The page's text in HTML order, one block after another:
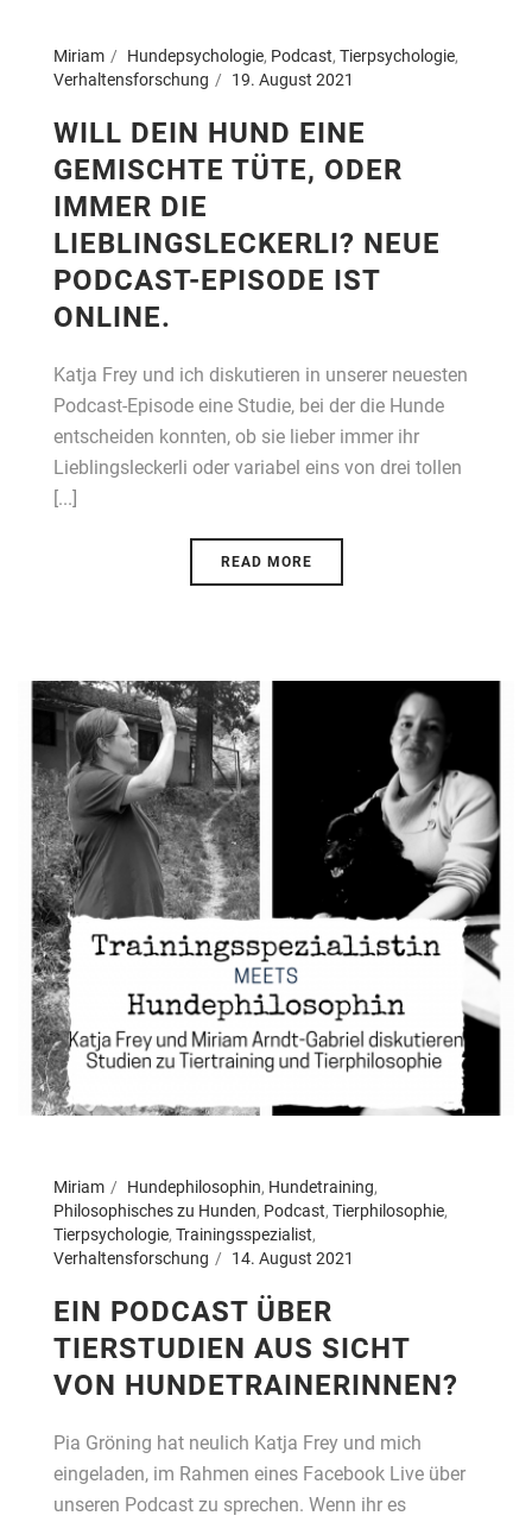
Miriam Hundepsychologie, Podcast, Tierpsychologie,
Verhaltensforschung
19. August 2021
WILL DEIN HUND EINE
GEMISCHTE TÜTE, ODER
IMMER DIE
LIEBLINGSLECKERLI? NEUE
PODCAST-EPISODE IST
ONLINE.
Katja Frey und ich diskutieren in unserer neuesten
Podcast-Episode eine Studie, bei der die Hunde
entscheiden konnten, ob sie lieber immer ihr
Lieblingsleckerli oder variabel eins von drei tollen
[...]
READ MORE
Miriam Hundephilosophin, Hundetraining,
Philosophisches zu Hunden, Podcast, Tierphilosophie,
Tierpsychologie, Trainingsspezialist,
Verhaltensforschung
14. August 2021
EIN PODCAST ÜBER
TIERSTUDIEN AUS SICHT
VON HUNDETRAINERINNEN?
Pia Gröning hat neulich Katja Frey und mich
eingeladen, im Rahmen eines Facebook Live über
unseren Podcast zu sprechen. Wenn ihr es